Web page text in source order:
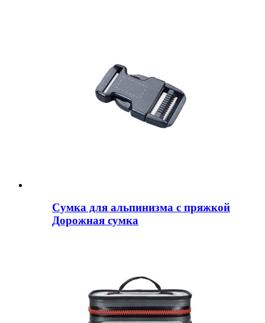
Сумка для альпинизма с пряжкой
Дорожная сумка